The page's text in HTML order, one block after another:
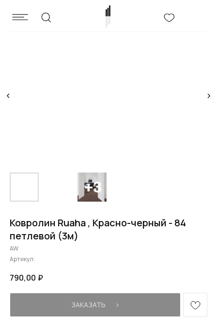
Ковролин Ruaha , Красно-черный - 84
петлевой (3м)
AW
Артикул:
790,00 ₽
ЗАКАЗАТЬ⠀⠀›